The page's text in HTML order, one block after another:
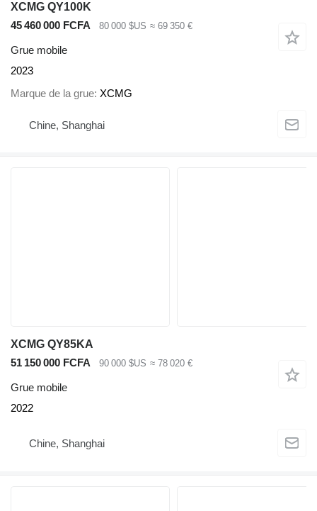
XCMG QY100K
45 460 000 FCFA
80 000 $US ≈ 69 350 €
Grue mobile
2023
Marque de la grue XCMG
Chine, Shanghai
XCMG QY85KA
51 150 000 FCFA
90 000 $US ≈ 78 020 €
Grue mobile
2022
Chine, Shanghai